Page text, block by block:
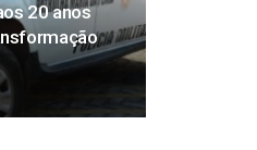
20 anos